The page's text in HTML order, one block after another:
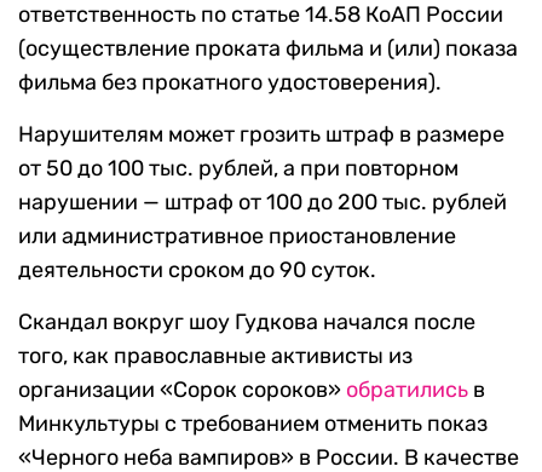
ответственность по статье 14.58 КоАП России
(осуществление проката фильма и (или) показа
фильма без прокатного удостоверения).
Нарушителям может грозить штраф в размере
от 50 до 100 тыс. рублей, а при повторном
нарушении — штраф от 100 до 200 тыс. рублей
или административное приостановление
деятельности сроком до 90 суток.
Скандал вокруг шоу Гудкова начался после
того, как православные активисты из
организации «Сорок сороков» обратились в
Минкультуры с требованием отменить показ
«Черного неба вампиров» в России. В качестве